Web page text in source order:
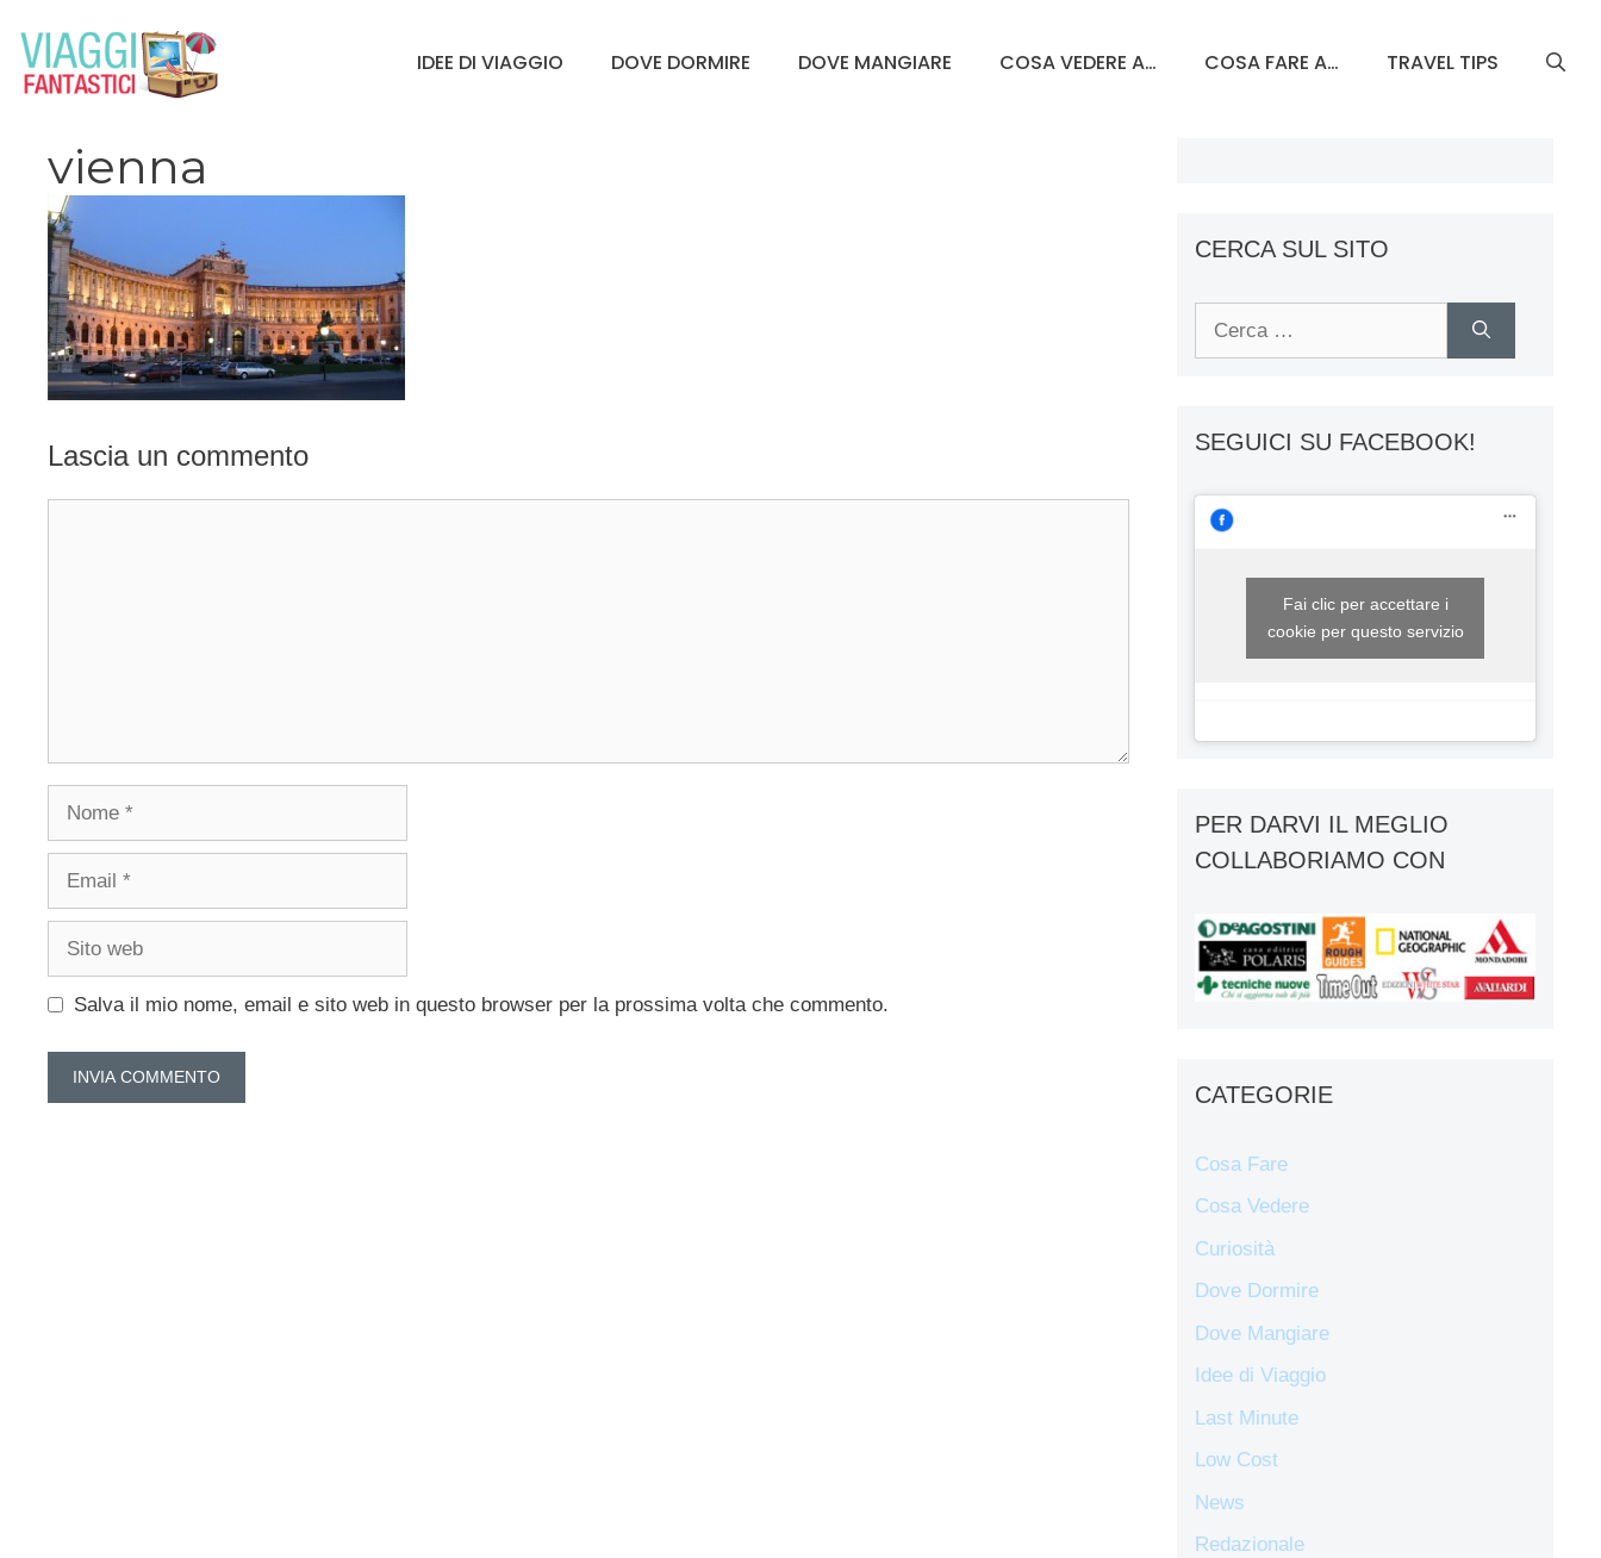
contenuto
IDEE DI VIAGGIO DOVE DORMIRE DOVE MANGIARE COSA VEDERE A… COSA FARE A… TRAVEL TIPS
vienna
Lascia un commento
Nome
Email
Sito
Salva il mio nome, email e sito web in questo browser per la prossima volta che commento.
CERCA SUL SITO
SEGUICI SU FACEBOOK!
Fai clic per accettare i
cookie per questo servizio
PER DARVI IL MEGLIO
COLLABORIAMO CON
CATEGORIE
Cosa Fare
Cosa Vedere
Curiosità
Dove Dormire
Dove Mangiare
Idee di Viaggio
Last Minute
Low Cost
News
Redazionale